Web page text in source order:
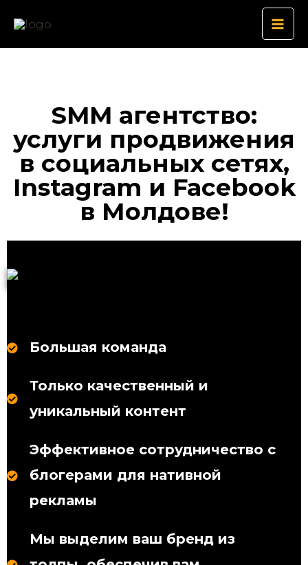
содержимому
SMM агентство:
услуги продвижения
в социальных сетях,
Instagram и Facebook
в Молдове!
Большая команда
Только качественный и
уникальный контент
Эффективное сотрудничество с
блогерами для нативной
рекламы
Мы выделим ваш бренд из